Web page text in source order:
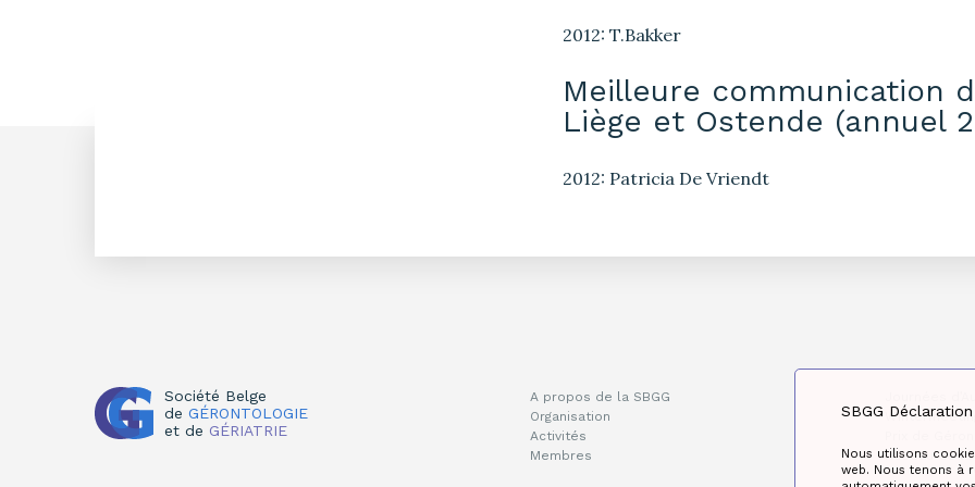
2012: T.Bakker
Meilleure communication
Liège et Ostende (annuel
2012: Patricia De Vriendt
Société Belge
de GÉRONTOLOGIE
et de GÉRIATRIE
A propos de la SBGG
Organisation
Activités
Membres
Réseau de la
SBGG
Nous utilisons
web. Nous tenons à